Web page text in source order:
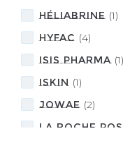
HÉLIABRINE (1)
HYFAC (4)
Isis Pharma (1)
ISKIN (1)
JOWAE (2)
LA ROCHE